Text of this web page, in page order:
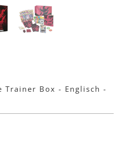
Trainer Box - Englisch -